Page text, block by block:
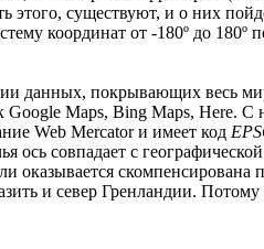
существуют, и о них
координат от -180º до 180º
данных, покрывающих весь
Google Maps, Bing Maps, Here. С
Web Mercator и имеет код
ось совпадает с
оказывается
и север Гренландии.